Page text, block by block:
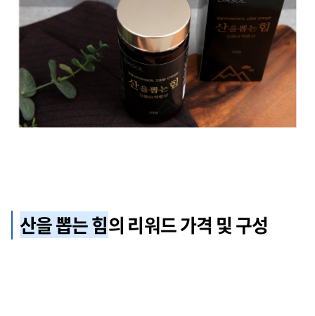
산을 뽑는 힘의 리워드 가격 및 구성